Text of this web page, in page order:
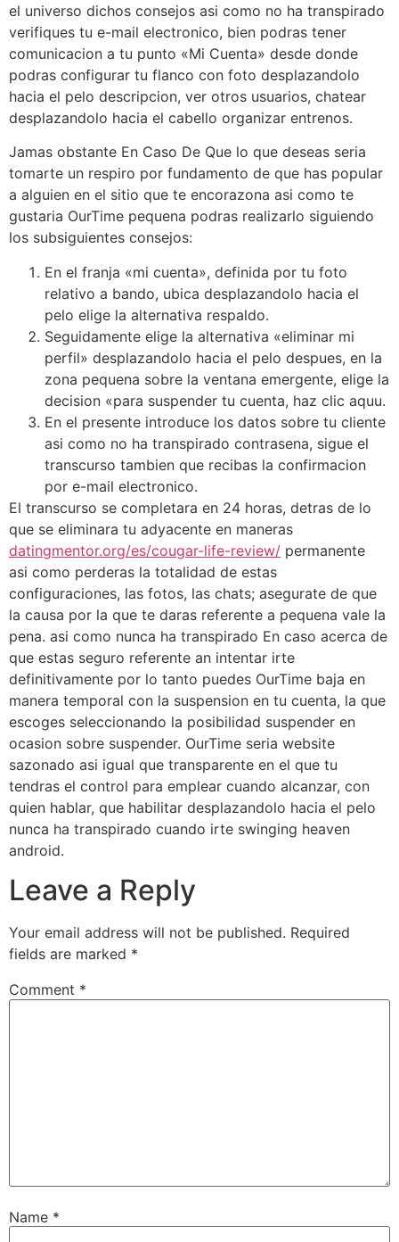
el universo dichos consejos asi­ como no ha transpirado
verifiques tu e-mail electronico, bien podras tener
comunicacion a tu punto «Mi Cuenta» desde donde
podras configurar tu flanco con foto desplazandolo
hacia el pelo descripcion, ver otros usuarios, chatear
desplazandolo hacia el cabello organizar entrenos.
Jamas obstante En Caso De Que lo que deseas seri­a
tomarte un respiro por fundamento de que has popular
a alguien en el sitio que te encorazona asi­ como te
gustaria OurTime pequena podras realizarlo siguiendo
los subsiguientes consejos:
En el franja «mi cuenta», definida por tu foto
relativo a bando, ubica desplazandolo hacia el
pelo elige la alternativa respaldo.
Seguidamente elige la alternativa «eliminar mi
perfil» desplazandolo hacia el pelo despues, en la
zona pequena sobre la ventana emergente, elige la
decision «para suspender tu cuenta, haz clic aquu.
En el presente introduce los datos sobre tu cliente
asi­ como no ha transpirado contrasena, sigue el
transcurso tambien que recibas la confirmacion
por e-mail electronico.
El transcurso se completara en 24 horas, detras de lo
que se eliminara tu adyacente en maneras
datingmentor.org/es/cougar-life-review/ permanente
asi­ como perderas la totalidad de estas
configuraciones, las fotos, las chats; asegurate de que
la causa por la que te daras referente a pequena vale la
pena. asi­ como nunca ha transpirado En caso acerca de
que estas seguro referente an intentar irte
definitivamente por lo tanto puedes OurTime baja en
manera temporal con la suspension en tu cuenta, la que
escoges seleccionando la posibilidad suspender en
ocasion sobre suspender. OurTime seri­a website
sazonado asi­ igual que transparente en el que tu
tendras el control para emplear cuando alcanzar, con
quien hablar, que habilitar desplazandolo hacia el pelo
nunca ha transpirado cuando irte swinging heaven
android.
Leave a Reply
Your email address will not be published. Required
fields are marked *
Comment *
Name *